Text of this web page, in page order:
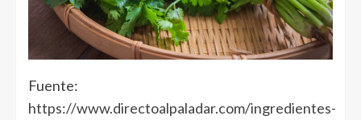
Fuente:
https://www.directoalpaladar.com/ingredientes-